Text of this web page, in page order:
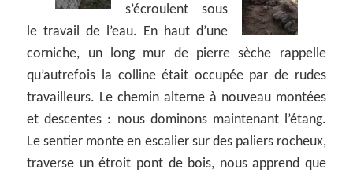
s’écroulent sous
le travail de l’eau. En haut d’une
corniche, un long mur de pierre sèche rappelle
qu’autrefois la colline était occupée par de rudes
travailleurs. Le chemin alterne à nouveau montées
et descentes : nous dominons maintenant l’étang.
Le sentier monte en escalier sur des paliers rocheux,
traverse un étroit pont de bois, nous apprend que